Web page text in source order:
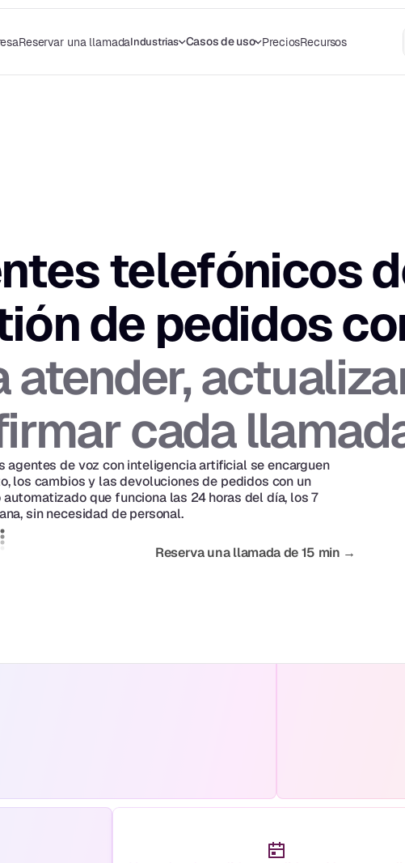
Reservar una llamadaIndustrias Casos de uso PreciosRecursos
telefónicos
atender,
cada
agentes de voz con inteligencia artificial se encarguen
los cambios y las devoluciones de pedidos con un
que funciona las 24 horas del día, los 7
sin necesidad de personal.
Reserva una llamada de 15 min →